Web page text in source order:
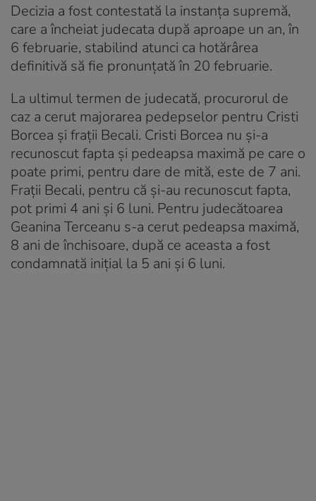
Decizia a fost contestată la instanța supremă,
care a încheiat judecata după aproape un an, în
6 februarie, stabilind atunci ca hotărârea
definitivă să fie pronunțată în 20 februarie.
La ultimul termen de judecată, procurorul de
caz a cerut majorarea pedepselor pentru Cristi
Borcea și frații Becali. Cristi Borcea nu și-a
recunoscut fapta și pedeapsa maximă pe care o
poate primi, pentru dare de mită, este de 7 ani.
Frații Becali, pentru că și-au recunoscut fapta,
pot primi 4 ani și 6 luni. Pentru judecătoarea
Geanina Terceanu s-a cerut pedeapsa maximă,
8 ani de închisoare, după ce aceasta a fost
condamnată inițial la 5 ani și 6 luni.